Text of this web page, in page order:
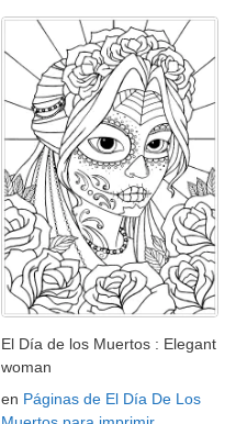
El Día de los Muertos : Elegant
woman
en Páginas de El Día De Los